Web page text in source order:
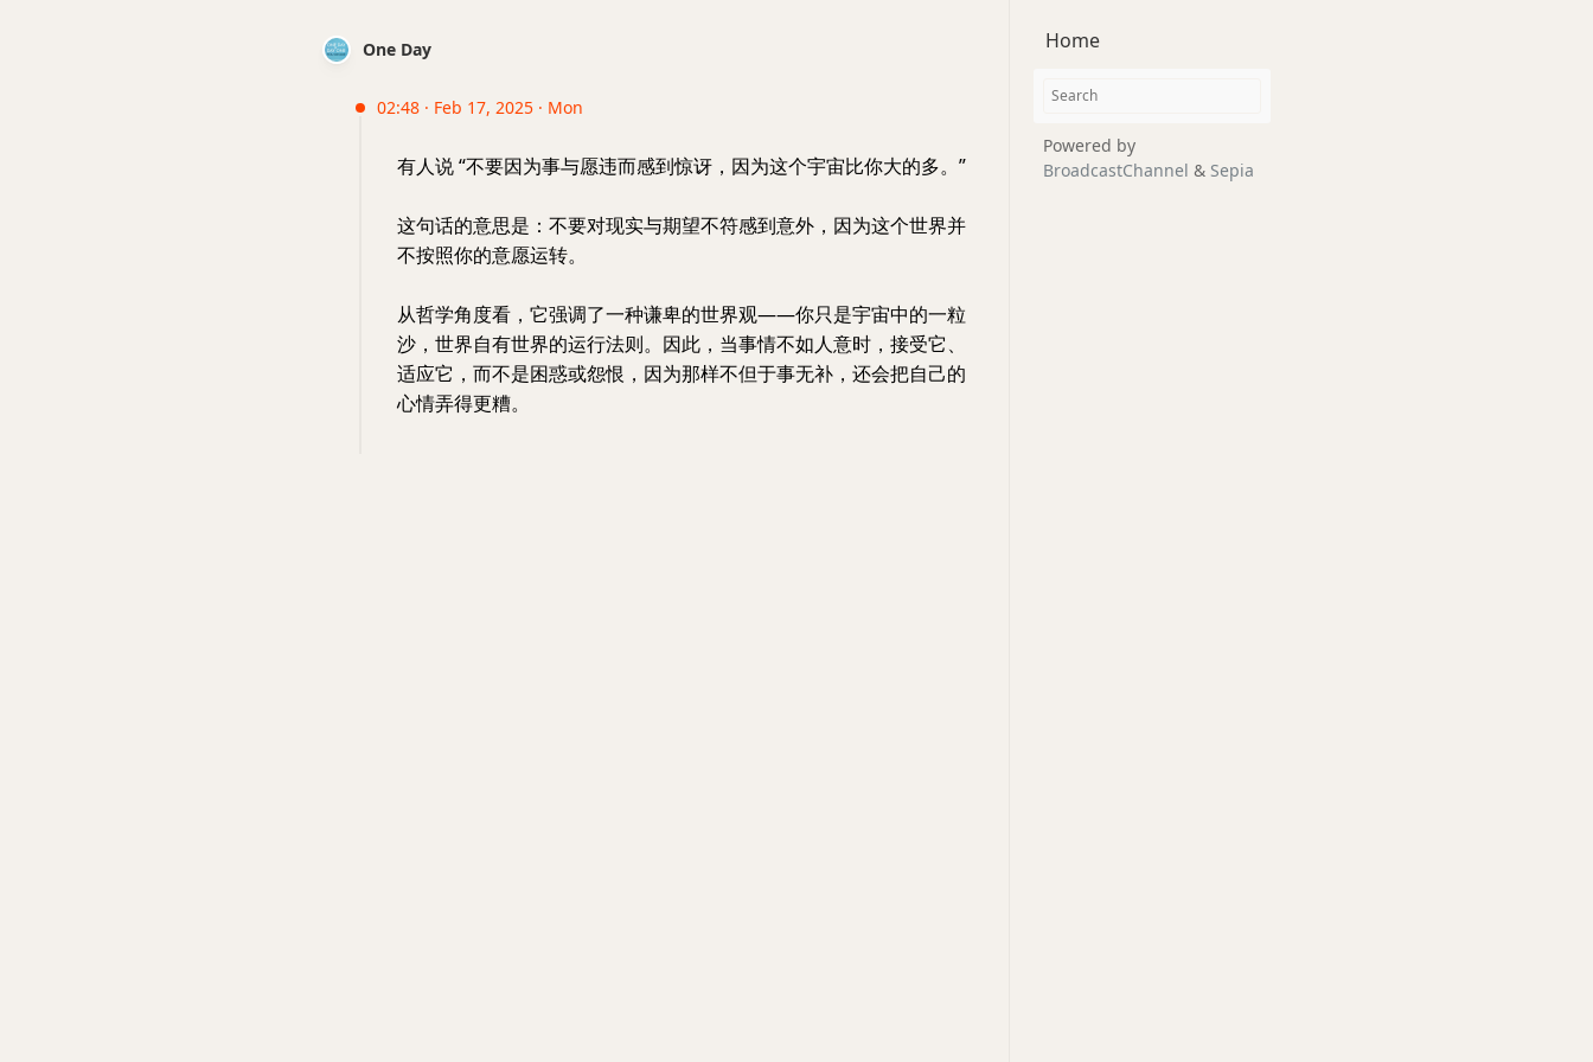
One Day
02:48 · Feb 17, 2025 · Mon
有人说 “不要因为事与愿违而感到惊讶，因为这个宇宙比你大的多。”
这句话的意思是：不要对现实与期望不符感到意外，因为这个世界并
不按照你的意愿运转。
从哲学角度看，它强调了一种谦卑的世界观——你只是宇宙中的一粒
沙，世界自有世界的运行法则。因此，当事情不如人意时，接受它、
适应它，而不是困惑或怨恨，因为那样不但于事无补，还会把自己的
心情弄得更糟。
Home
Powered by
BroadcastChannel & Sepia